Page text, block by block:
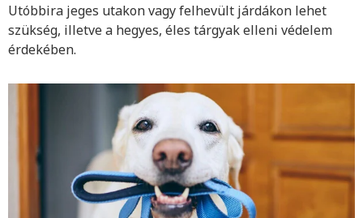
Utóbbira jeges utakon vagy felhevült járdákon lehet
szükség, illetve a hegyes, éles tárgyak elleni védelem
érdekében.